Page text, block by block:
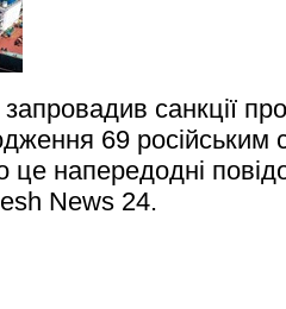
санкції
69 російським
це напередодні
News 24.